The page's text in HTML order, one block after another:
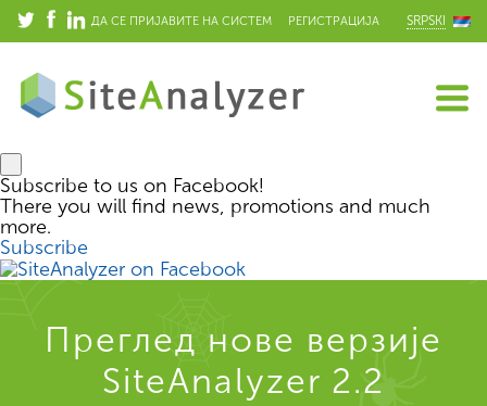
ДА СЕ ПРИЈАВИТЕ НА СИСТЕМ РЕГИСТРАЦИЈА SRPSKI
Subscribe to us on Facebook!
There you will find news, promotions and much
more.
Subscribe
Преглед нове верзије
SiteAnalyzer 2.2